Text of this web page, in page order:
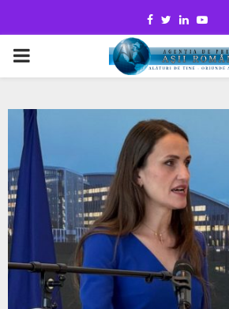
Facebook
TwitterLinkedin
PRIMARY